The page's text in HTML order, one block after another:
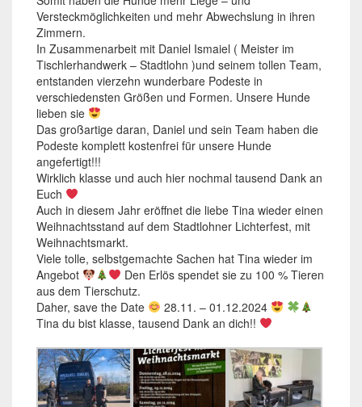
Versteckmöglichkeiten und mehr Abwechslung in ihren
Zimmern.
In Zusammenarbeit mit Daniel Ismaiel ( Meister im
Tischlerhandwerk – Stadtlohn )und seinem tollen Team,
entstanden vierzehn wunderbare Podeste in
verschiedensten Größen und Formen. Unsere Hunde
lieben sie
Das großartige daran, Daniel und sein Team haben die
Podeste komplett kostenfrei für unsere Hunde
angefertigt!!!
Wirklich klasse und auch hier nochmal tausend Dank an
Euch
Auch in diesem Jahr eröffnet die liebe Tina wieder einen
Weihnachtsstand auf dem Stadtlohner Lichterfest, mit
Weihnachtsmarkt.
Viele tolle, selbstgemachte Sachen hat Tina wieder im
Angebot
Den Erlös spendet sie zu 100 % Tieren
aus dem Tierschutz.
Daher, save the Date
28.11. – 01.12.2024
Tina du bist klasse, tausend Dank an dich!!